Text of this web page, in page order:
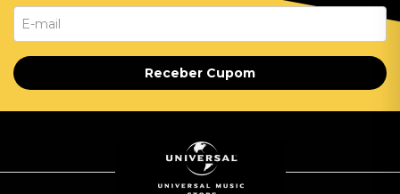
Receber Cupom